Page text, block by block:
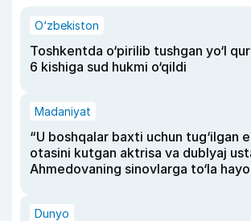
O‘zbekiston
Toshkentda o‘pirilib tushgan yo‘l
6 kishiga sud hukmi o‘qildi
Madaniyat
“U boshqalar baxti uchun tug‘ilgan
otasini kutgan aktrisa va dublyaj
Ahmedovaning sinovlarga to‘la
Dunyo